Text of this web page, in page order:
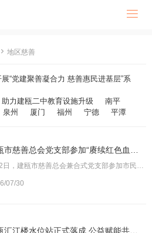

 地区慈善
“党建聚善凝合力 慈善惠民进基层”系
力建瓯二中教育设施升级
南平
泉州 厦门 福州 宁德 平潭
07/30